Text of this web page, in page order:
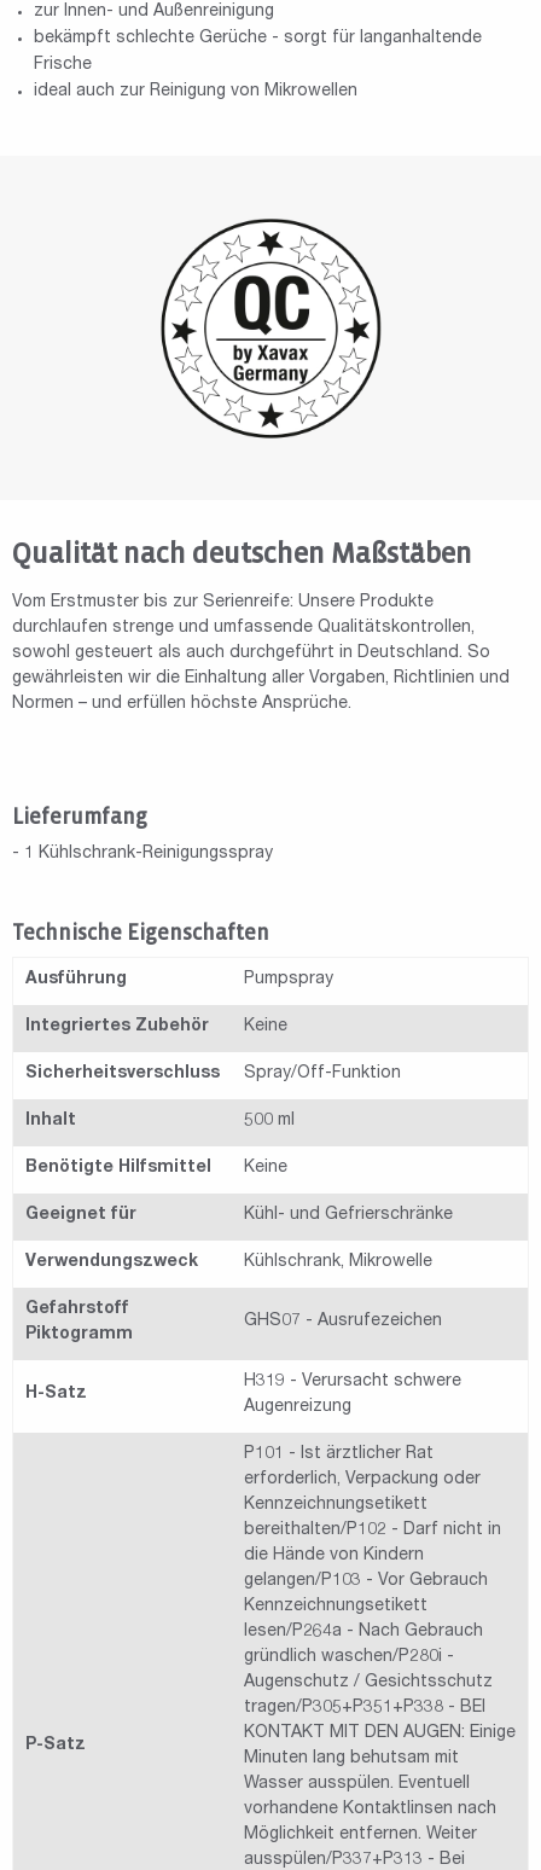
zur Innen- und Außenreinigung
bekämpft schlechte Gerüche - sorgt für langanhaltende
Frische
ideal auch zur Reinigung von Mikrowellen
Qualität nach deutschen Maßstäben
Vom Erstmuster bis zur Serienreife: Unsere Produkte
durchlaufen strenge und umfassende Qualitätskontrollen,
sowohl gesteuert als auch durchgeführt in Deutschland. So
gewährleisten wir die Einhaltung aller Vorgaben, Richtlinien und
Normen – und erfüllen höchste Ansprüche.
Lieferumfang
- 1 Kühlschrank-Reinigungsspray
Technische Eigenschaften
Ausführung Pumpspray
Integriertes Zubehör Keine
Sicherheitsverschluss Spray/Off-Funktion
Inhalt 500 ml
Benötigte Hilfsmittel Keine
Geeignet für Kühl- und Gefrierschränke
Verwendungszweck Kühlschrank, Mikrowelle
Gefahrstoff
Piktogramm
GHS07 - Ausrufezeichen
H-Satz
H319 - Verursacht schwere
Augenreizung
P-Satz
P101 - Ist ärztlicher Rat
erforderlich, Verpackung oder
Kennzeichnungsetikett
bereithalten/P102 - Darf nicht in
die Hände von Kindern
gelangen/P103 - Vor Gebrauch
Kennzeichnungsetikett
lesen/P264a - Nach Gebrauch
gründlich waschen/P280i -
Augenschutz / Gesichtsschutz
tragen/P305+P351+P338 - BEI
KONTAKT MIT DEN AUGEN: Einige
Minuten lang behutsam mit
Wasser ausspülen. Eventuell
vorhandene Kontaktlinsen nach
Möglichkeit entfernen. Weiter
ausspülen/P337+P313 - Bei